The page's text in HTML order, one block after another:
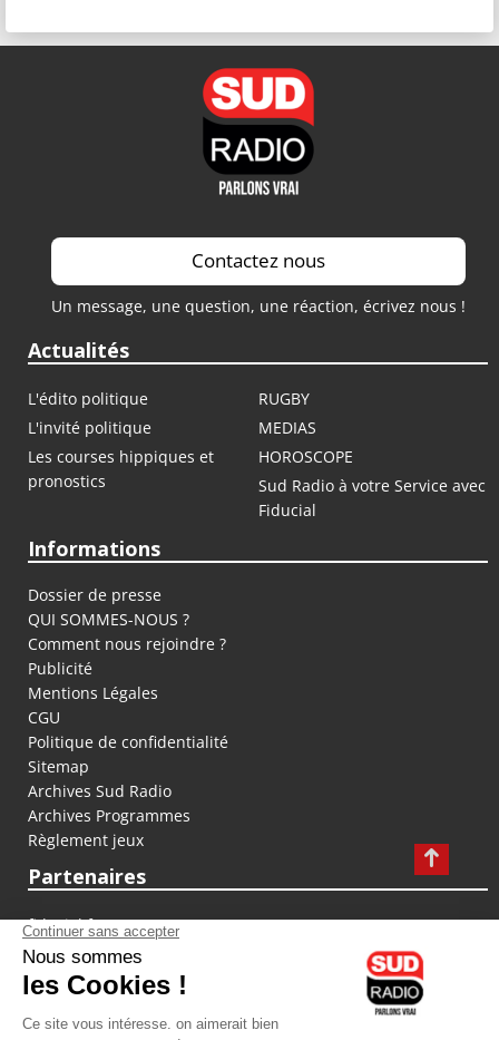
Contactez nous
Un message, une question, une réaction, écrivez nous !
Actualités
L'édito politique
RUGBY
L'invité politique
MEDIAS
Les courses hippiques et
pronostics
HOROSCOPE
Sud Radio à votre Service avec
Fiducial
Informations
Dossier de presse
QUI SOMMES-NOUS ?
Comment nous rejoindre ?
Publicité
Mentions Légales
CGU
Politique de confidentialité
Sitemap
Archives Sud Radio
Archives Programmes
Règlement jeux
Partenaires
fiducial.fr
lyoncapitale.fr
olympique-et-lyonnais.com
L'application Iphone / Android